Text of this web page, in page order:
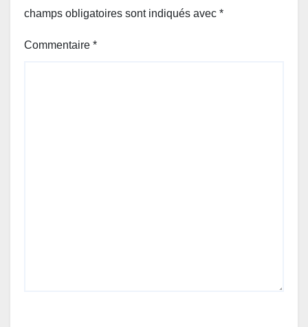
champs obligatoires sont indiqués avec *
Commentaire *